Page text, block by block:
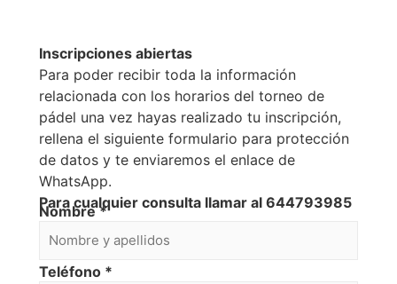
Inscripciones abiertas
Para poder recibir toda la información
relacionada con los horarios del torneo de
pádel una vez hayas realizado tu inscripción,
rellena el siguiente formulario para protección
de datos y te enviaremos el enlace de
WhatsApp.
Para cualquier consulta llamar al 644793985
Nombre*
Teléfono *